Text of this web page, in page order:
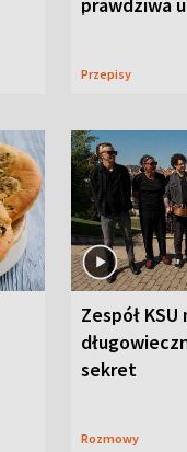
Przepisy
Zespół
sekret
Rozmowy